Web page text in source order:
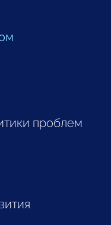
проблем